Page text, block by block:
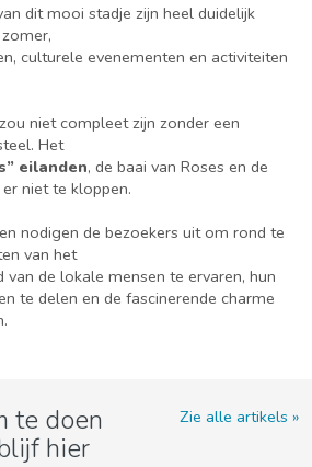
dit mooi stadje zijn heel duidelijk
culturele evenementen en activiteiten
niet compleet zijn zonder een
Het
eilanden, de baai van Roses en de
niet te kloppen.
nodigen de bezoekers uit om rond te
van het
van de lokale mensen te ervaren, hun
te delen en de fascinerende charme
te doen
hier
Zie alle artikels